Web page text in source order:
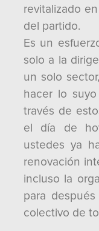
revitalizado
del partido.
Es un
solo a la
un solo
hacer lo
través de
el día de
ustedes ya
renovación
incluso la
para
colectivo de